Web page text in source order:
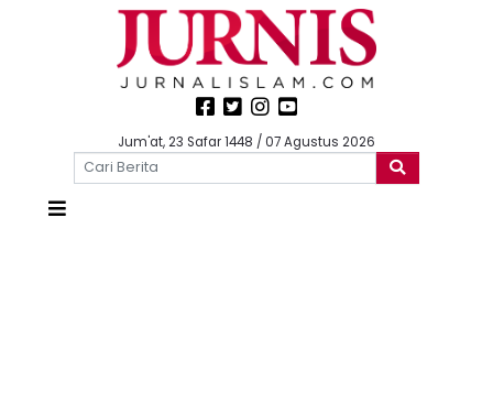
Jum'at, 23 Safar 1448 / 07 Agustus 2026